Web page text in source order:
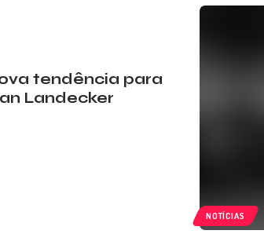
NOTÍCIAS
tendência para
Landecker